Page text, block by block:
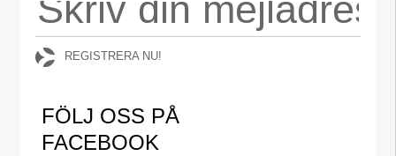
REGISTRERA NU!
FÖLJ OSS PÅ
FACEBOOK